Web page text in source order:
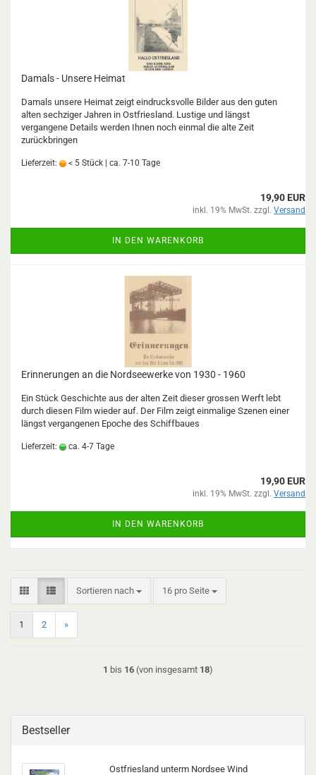
Damals - Unsere Heimat
Damals unsere Heimat zeigt eindrucksvolle Bilder aus den guten
alten sechziger Jahren in Ostfriesland. Lustige und längst
vergangene Details werden Ihnen noch einmal die alte Zeit
zurückbringen
Lieferzeit: < 5 Stück | ca. 7-10 Tage
19,90 EUR
inkl. 19% MwSt. zzgl. Versand
IN DEN WARENKORB
Erinnerungen an die Nordseewerke von 1930 - 1960
Ein Stück Geschichte aus der alten Zeit dieser grossen Werft lebt
durch diesen Film wieder auf. Der Film zeigt einmalige Szenen einer
längst vergangenen Epoche des Schiffbaues
Lieferzeit: ca. 4-7 Tage
19,90 EUR
inkl. 19% MwSt. zzgl. Versand
IN DEN WARENKORB
Sortieren nach
Sortieren nach 16 pro Seite
pro Seite
1 2 »
1 bis 16 (von insgesamt 18)
Bestseller
Ostfriesland unterm Nordsee Wind